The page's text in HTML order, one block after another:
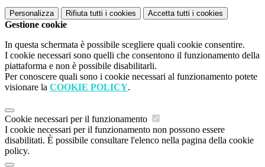
Personalizza Rifiuta tutti i cookies Accetta tutti i cookies
Gestione cookie
In questa schermata è possibile scegliere quali cookie consentire.
I cookie necessari sono quelli che consentono il funzionamento della
piattaforma e non è possibile disabilitarli.
Per conoscere quali sono i cookie necessari al funzionamento potete
visionare la COOKIE POLICY.
Cookie necessari per il funzionamento
I cookie necessari per il funzionamento non possono essere
disabilitati. È possibile consultare l'elenco nella pagina della cookie
policy.